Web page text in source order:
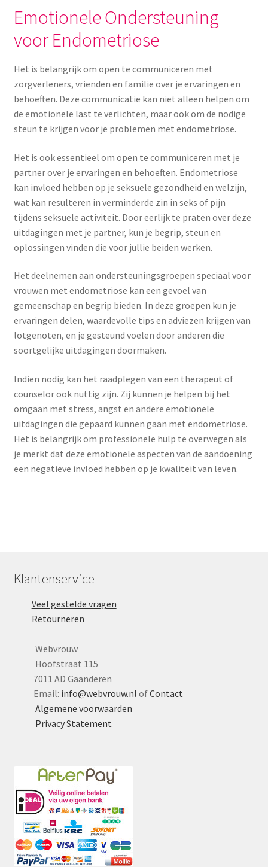
Emotionele Ondersteuning
voor Endometriose
Het is belangrijk om open te communiceren met
zorgverleners, vrienden en familie over je ervaringen en
behoeften. Deze communicatie kan niet alleen helpen om
de emotionele last te verlichten, maar ook om de nodige
steun te krijgen voor je problemen met endometriose.
Het is ook essentieel om open te communiceren met je
partner over je ervaringen en behoeften. Endometriose
kan invloed hebben op je seksuele gezondheid en welzijn,
wat kan resulteren in verminderde zin in seks of pijn
tijdens seksuele activiteit. Door eerlijk te praten over deze
uitdagingen met je partner, kun je begrip, steun en
oplossingen vinden die voor jullie beiden werken.
Het deelnemen aan ondersteuningsgroepen speciaal voor
vrouwen met endometriose kan een gevoel van
gemeenschap en begrip bieden. In deze groepen kun je
ervaringen delen, waardevolle tips en adviezen krijgen van
lotgenoten, en je gesteund voelen door anderen die
soortgelijke uitdagingen doormaken.
Indien nodig kan het raadplegen van een therapeut of
counselor ook nuttig zijn. Zij kunnen je helpen bij het
omgaan met stress, angst en andere emotionele
uitdagingen die gepaard kunnen gaan met endometriose.
Het is belangrijk om professionele hulp te overwegen als
je merkt dat deze emotionele aspecten van de aandoening
een negatieve invloed hebben op je kwaliteit van leven.
Klantenservice
Veel gestelde vragen
Retourneren
Webvrouw
Hoofstraat 115
7011 AD Gaanderen
Email: info@webvrouw.nl ofContact
Algemene voorwaarden
Privacy Statement